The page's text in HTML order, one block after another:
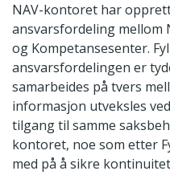
NAV-kontoret har
ansvarsfordeling mellom
og Kompetansesenter.
ansvarsfordelingen er
samarbeides på tvers
informasjon utveksles
tilgang til samme
kontoret, noe som etter
med på å sikre